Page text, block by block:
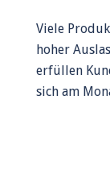
Viele
hoher
erfüllen
sich am